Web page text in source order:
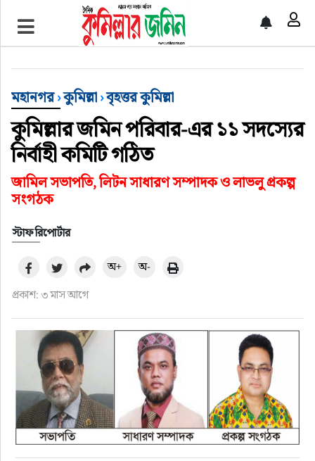
প্রচ্ছদ
আর্ন্তজাতিক
অর্থনীতি
বৃহত্তর কুমিল্লা
বৃহত্তর নোয়াখালী
বিভাগীয় জমিন
রাজনীতি
নির্বাচন
আলোচিত সংবাদ
মহানগর›কুমিল্লা›বৃহত্তর কুমিল্লা
কুমিল্লার জমিন পরিবার-এর ১১ সদস্যের
নির্বাহী কমিটি গঠিত
জামিল সভাপতি, লিটন সাধারণ সম্পাদক ও লাভলু প্রকল্প
সংগঠক
স্টাফ রিপোর্টার
প্রকাশ: ৩ মাস আগে
অ+ অ-